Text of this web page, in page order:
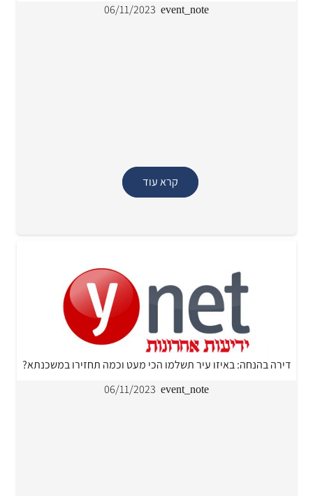
event_note
06/11/2023
קרא עוד
דירה בהנחה: באיזו עיר תשלמו הכי מעט וכמה תחזירו במשכנתא?
event_note
06/11/2023